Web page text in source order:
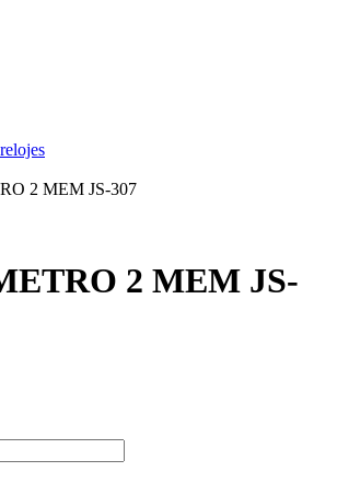
2 MEM JS-307
2 MEM JS-